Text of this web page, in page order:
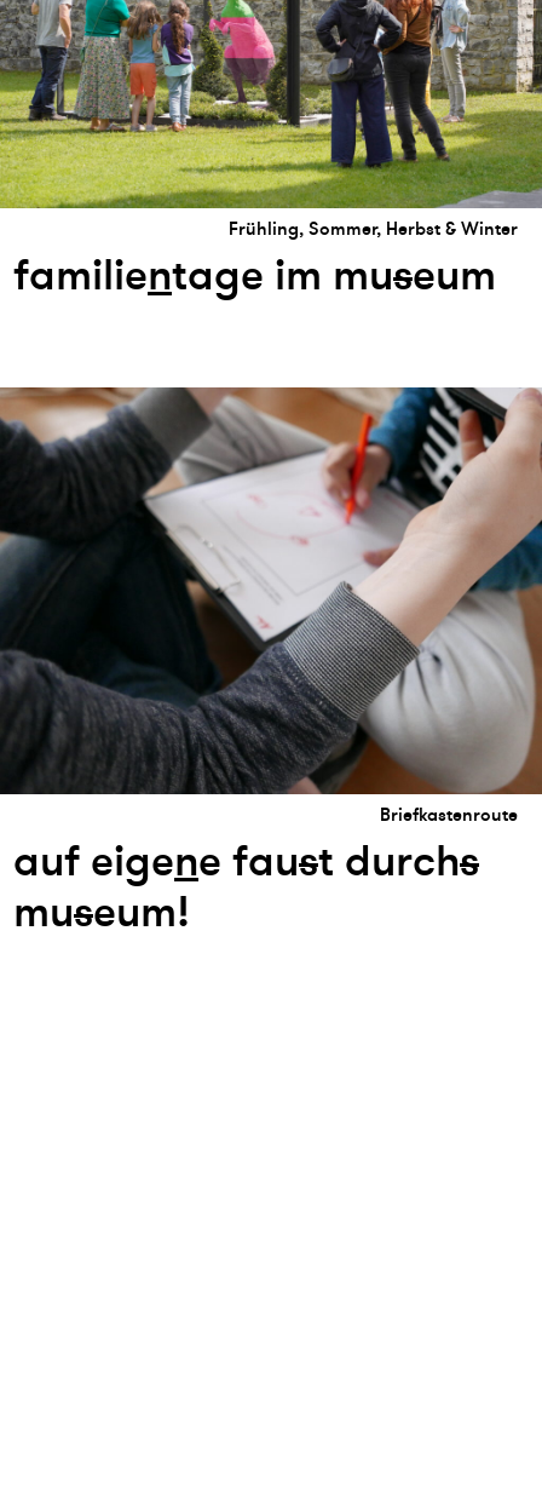
Frühling, Sommer, Herbst & Winter
familientage im museum
Briefkastenroute
auf eigene faust durchs
museum!